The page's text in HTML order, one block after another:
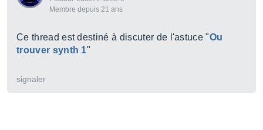
Membre depuis 21 ans
Ce thread est destiné à discuter de l'astuce "Ou
trouver synth 1"
signaler